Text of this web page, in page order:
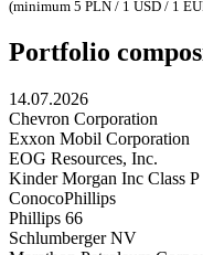
(minimum 5 PLN / 1 USD / 1
Portfolio
14.07.2026
Chevron Corporation
Exxon Mobil Corporation
EOG Resources, Inc.
Kinder Morgan Inc Class P
ConocoPhillips
Phillips 66
Schlumberger NV